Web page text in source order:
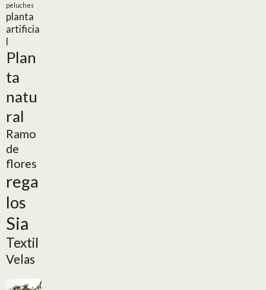
peluches
planta
artificia
Plan
ta
natu
ral
Ramo
de
flores
rega
los
Sia
Textil
Velas